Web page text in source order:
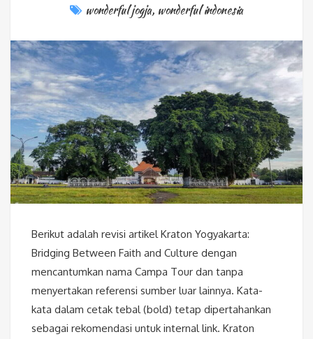
wonderful jogja, wonderful indonesia
Berikut adalah revisi artikel Kraton Yogyakarta:
Bridging Between Faith and Culture dengan
mencantumkan nama Campa Tour dan tanpa
menyertakan referensi sumber luar lainnya. Kata-
kata dalam cetak tebal (bold) tetap dipertahankan
sebagai rekomendasi untuk internal link. Kraton